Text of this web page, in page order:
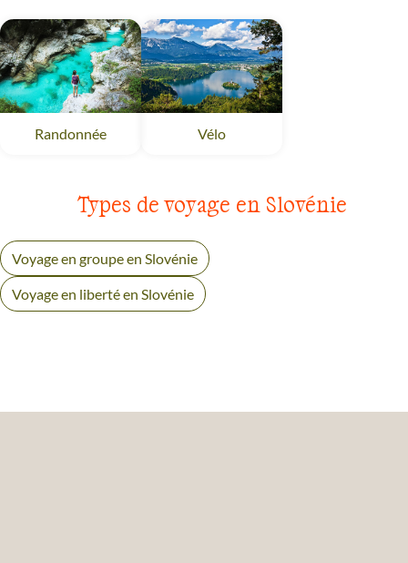
Randonnée Vélo
Types de voyage en Slovénie
Voyage en groupe en Slovénie
Voyage en liberté en Slovénie